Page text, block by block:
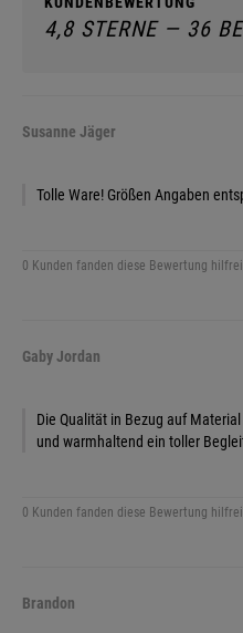
4,8 STERNE — 36
Susanne Jäger
Tolle Ware! Größen Angaben
0 Kunden fanden diese Bewertung
Gaby Jordan
Die Qualität in Bezug auf
und warmhaltend ein toller
0 Kunden fanden diese Bewertung
Brandon